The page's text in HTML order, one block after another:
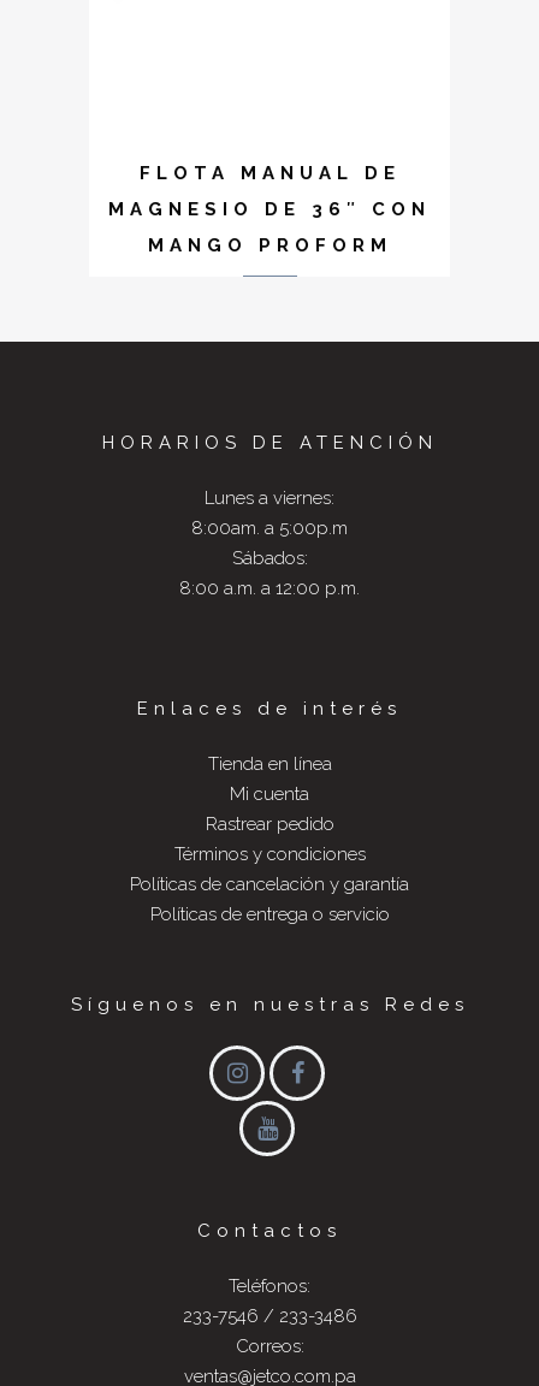
FLOTA MANUAL DE
MAGNESIO DE 36″ CON
MANGO PROFORM
HORARIOS DE ATENCIÓN
Lunes a viernes:
8:00am. a 5:00p.m
Sábados:
8:00 a.m. a 12:00 p.m.
Enlaces de interés
Tienda en línea
Mi cuenta
Rastrear pedido
Términos y condiciones
Políticas de cancelación y garantía
Políticas de entrega o servicio
Síguenos en nuestras Redes
Contactos
Teléfonos:
233-7546 / 233-3486
Correos:
ventas@jetco.com.pa